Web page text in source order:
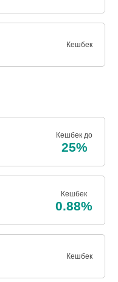
Кешбек
Кешбек до
25%
Кешбек
0.88%
Кешбек